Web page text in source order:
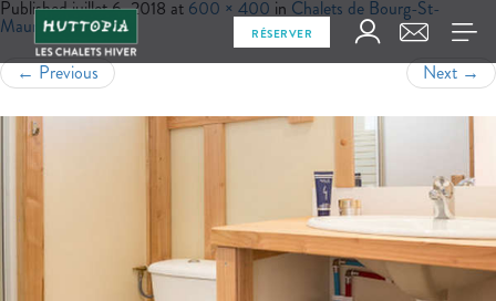
RÉSERVER
Publishedjuillet 6, 2018 at 600 × 400 in Chalets de Bourg-St-
Maurice
← Previous Next →